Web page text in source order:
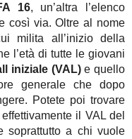
16, un’altra l’elenco
così via. Oltre al nome
milita all’inizio della
l’età di tutte le giovani
iniziale (VAL)e quello
generale che dopo
Potete poi trovare
il VAL del
soprattutto a chi vuole